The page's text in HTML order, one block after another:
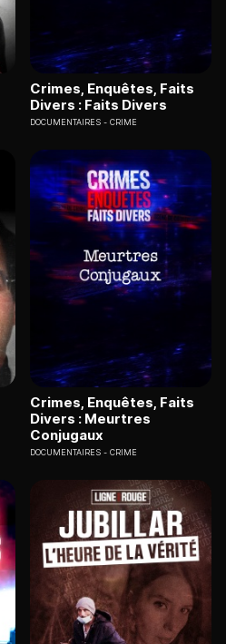
Crimes, Enquêtes, Faits
Divers : Faits Divers
DOCUMENTAIRES CRIME
Crimes, Enquêtes, Faits
Divers : Meurtres
Conjugaux
DOCUMENTAIRES CRIME